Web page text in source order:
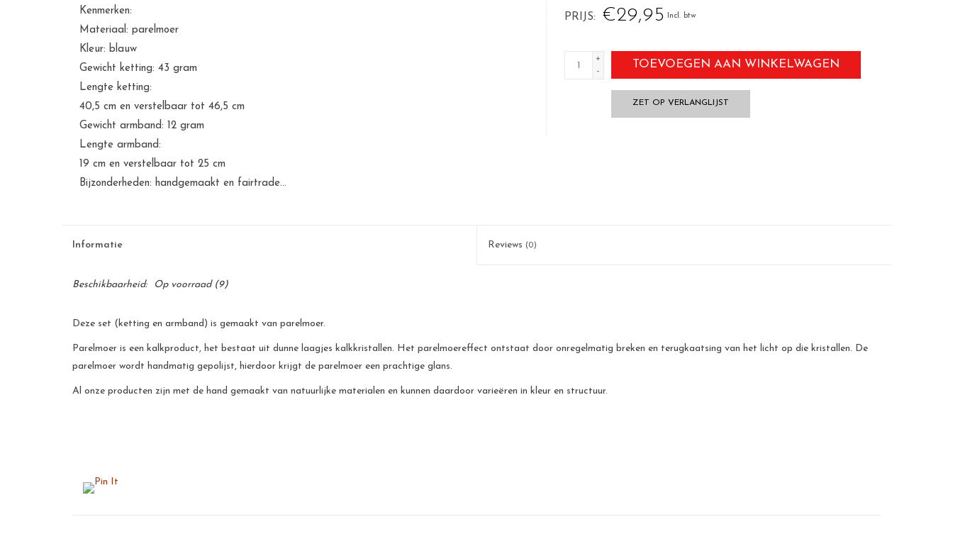
PRIJS €29,95 Incl. btw
+
-
TOEVOEGEN AAN WINKELWAGEN
ZET OP VERLANGLIJST
Kenmerken:
Materiaal: parelmoer
Kleur: blauw
Gewicht ketting: 43 gram
Lengte ketting:
40,5 cm en verstelbaar tot 46,5 cm
Gewicht armband: 12 gram
Lengte armband:
19 cm en verstelbaar tot 25 cm
Bijzonderheden: handgemaakt en fairtrade...
Informatie Reviews (0)
Beschikbaarheid: Op voorraad(9)
Deze set (ketting en armband) is gemaakt van parelmoer.
Parelmoer is een kalkproduct, het bestaat uit dunne laagjes kalkkristallen. Het parelmoereffect ontstaat door onregelmatig breken en terugkaatsing van het licht op die kristallen. De
parelmoer wordt handmatig gepolijst, hierdoor krijgt de parelmoer een prachtige glans.
Al onze producten zijn met de hand gemaakt van natuurlijke materialen en kunnen daardoor varieëren in kleur en structuur.